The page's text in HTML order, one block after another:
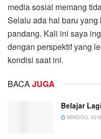
media sosial memang
Selalu ada hal baru
pandang. Kali ini saya
dengan perspektif yang
kondisi saat ini.
BACAJUGA
Belajar
MINGGU, 02/